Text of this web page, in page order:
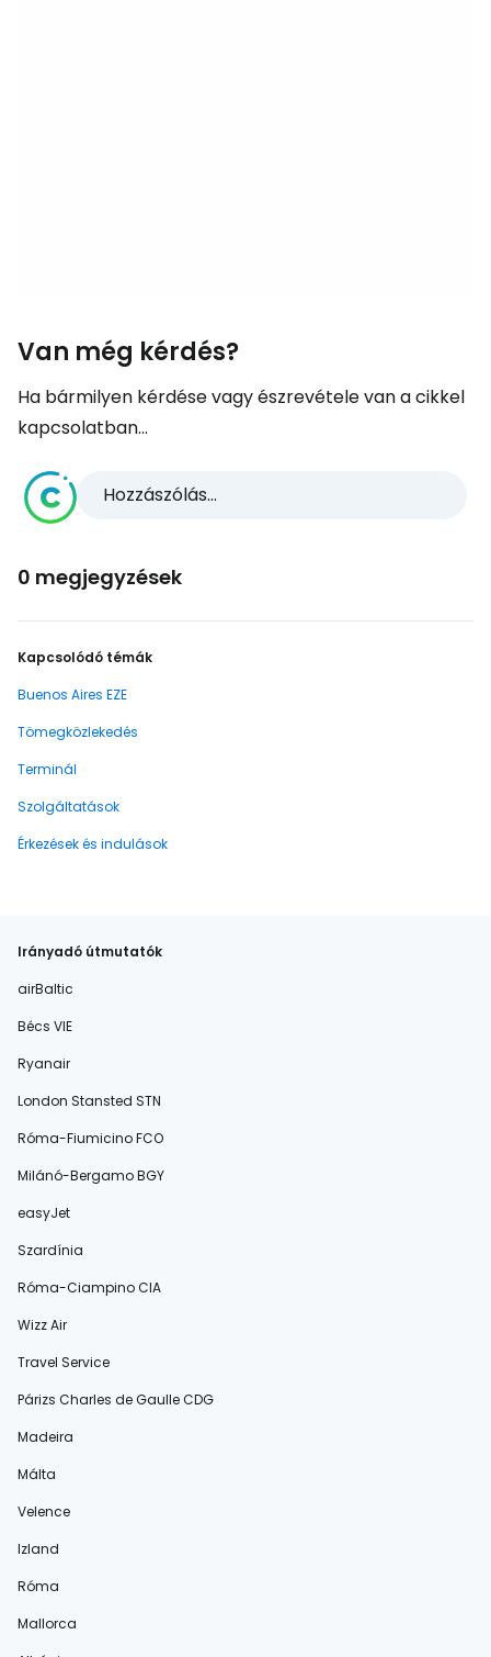
Van még kérdés?
Ha bármilyen kérdése vagy észrevétele van a cikkel
kapcsolatban...
Hozzászólás...
0 megjegyzések
Kapcsolódó témák
Buenos Aires EZE
Tömegközlekedés
Terminál
Szolgáltatások
Érkezések és indulások
Irányadó útmutatók
airBaltic
Bécs VIE
Ryanair
London Stansted STN
Róma-Fiumicino FCO
Milánó-Bergamo BGY
easyJet
Szardínia
Róma-Ciampino CIA
Wizz Air
Travel Service
Párizs Charles de Gaulle CDG
Madeira
Málta
Velence
Izland
Róma
Mallorca